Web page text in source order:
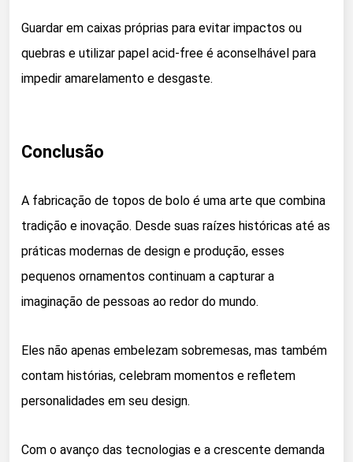
Guardar em caixas próprias para evitar impactos ou
quebras e utilizar papel acid-free é aconselhável para
impedir amarelamento e desgaste.
Conclusão
A fabricação de topos de bolo é uma arte que combina
tradição e inovação. Desde suas raízes históricas até as
práticas modernas de design e produção, esses
pequenos ornamentos continuam a capturar a
imaginação de pessoas ao redor do mundo.
Eles não apenas embelezam sobremesas, mas também
contam histórias, celebram momentos e refletem
personalidades em seu design.
Com o avanço das tecnologias e a crescente demanda